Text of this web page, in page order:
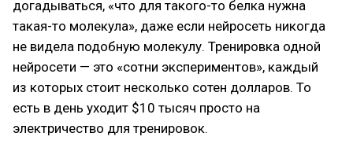
догадываться, «что для такого-то белка нужна
такая-то молекула», даже если нейросеть никогда
не видела подобную молекулу. Тренировка одной
нейросети — это «сотни экспериментов», каждый
из которых стоит несколько сотен долларов. То
есть в день уходит $10 тысяч просто на
электричество для тренировок.